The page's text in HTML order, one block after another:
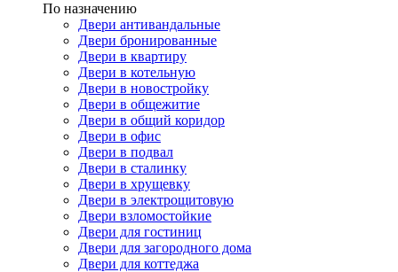
По назначению
Двери антивандальные
Двери бронированные
Двери в квартиру
Двери в котельную
Двери в новостройку
Двери в общежитие
Двери в общий коридор
Двери в офис
Двери в подвал
Двери в сталинку
Двери в хрущевку
Двери в электрощитовую
Двери взломостойкие
Двери для гостиниц
Двери для загородного дома
Двери для коттеджа